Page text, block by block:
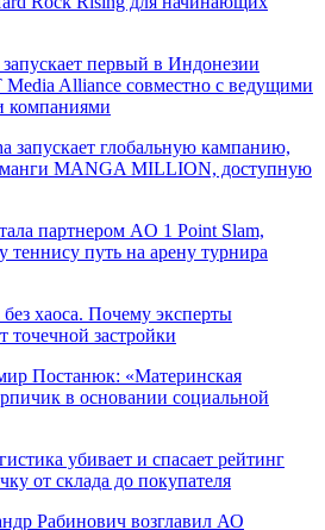
первый в Индонезии
Media Alliance совместно с ведущими
компаниями
запускает глобальную кампанию,
манги MANGA MILLION, доступную
партнером AO 1 Point Slam,
теннису путь на арену турнира
без хаоса. Почему эксперты
точечной застройки
Постанюк: «Материнская
в основании социальной
убивает и спасает рейтинг
от склада до покупателя
Рабинович возглавил АО